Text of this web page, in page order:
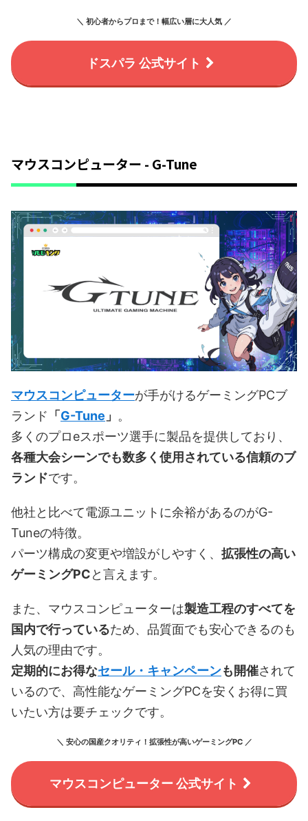
＼ 初心者からプロまで！幅広い層に大人気 ／
ドスパラ 公式サイト
マウスコンピューター - G-Tune
マウスコンピューターが手がけるゲーミングPCブ
ランド 「 G-Tune 」 。
多くのプロeスポーツ選手に製品を提供しており、
各種大会シーンでも数多く使用されている信頼のブ
ランドです。
他社と比べて電源ユニットに余裕があるのがG-
Tuneの特徴。
パーツ構成の変更や増設がしやすく、 拡張性の高い
ゲーミングPCと言えます。
また、マウスコンピューターは製造工程のすべてを
国内で行っているため、品質面でも安心できるのも
人気の理由です。
定期的にお得なセール・キャンペーンも開催されて
いるので、高性能なゲーミングPCを安くお得に買
いたい方は要チェックです。
＼ 安心の国産クオリティ！拡張性が高いゲーミングPC ／
マウスコンピューター 公式サイト